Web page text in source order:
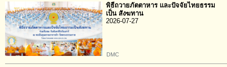
พิธีถวายภัตตาหาร และปัจจัยไทยธรรม
เป็น สังฆทาน
2026-07-27
DMC